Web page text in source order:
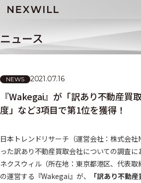
ニュース
NEWS 2021.07.16
『Wakegai』が「訳あり不動産買
度」など3項目で第1位を獲得！
日本トレンドリサーチ（運営会社：株式会社
った訳あり不動産買取会社についての調査に
ネクスウィル（所在地：東京都港区、代表取
の運営する『Wakegai』が、
「訳あり不動